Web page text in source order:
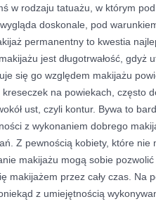
w rodzaju tatuażu, w którym
doskonale, pod
permanentny to kwestia
jest długotrwałość, gdyż
się go względem makijażu
na powiekach, często
ust, czyli kontur. Bywa to
z wykonaniem dobrego
Z pewnością kobiety, które nie
makijażu mogą sobie
makijażem przez cały czas. Na
z umiejętnością